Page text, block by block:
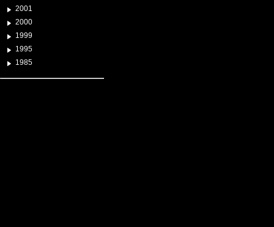
2001
2000
1999
1995
1985